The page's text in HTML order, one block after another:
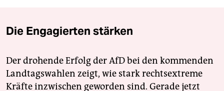
Die Engagierten stärken
Der drohende Erfolg der AfD bei den kommenden
Landtagswahlen zeigt, wie stark rechtsextreme
Kräfte inzwischen geworden sind. Gerade jetzt